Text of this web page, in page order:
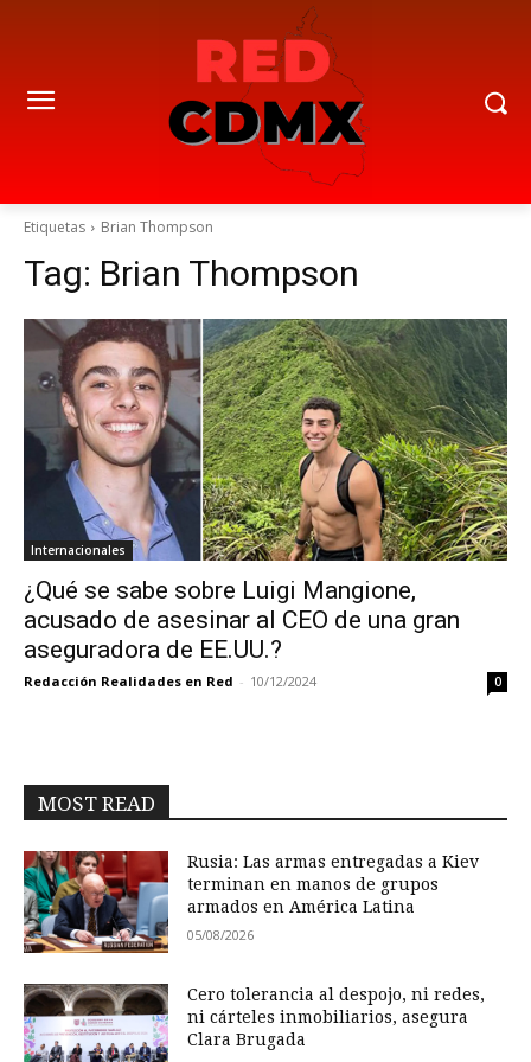
Etiquetas Brian Thompson
Tag: Brian Thompson
Internacionales
¿Qué se sabe sobre Luigi Mangione,
acusado de asesinar al CEO de una gran
aseguradora de EE.UU.?
Redacción Realidades en Red - 10/12/2024 0
MOST READ
Rusia: Las armas entregadas a Kiev
terminan en manos de grupos
armados en América Latina
05/08/2026
Cero tolerancia al despojo, ni redes,
ni cárteles inmobiliarios, asegura
Clara Brugada